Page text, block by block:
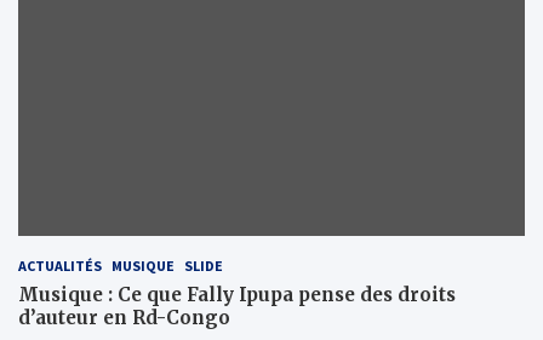
ACTUALITÉS MUSIQUE SLIDE
Musique : Ce que Fally Ipupa pense des droits
d’auteur en Rd-Congo